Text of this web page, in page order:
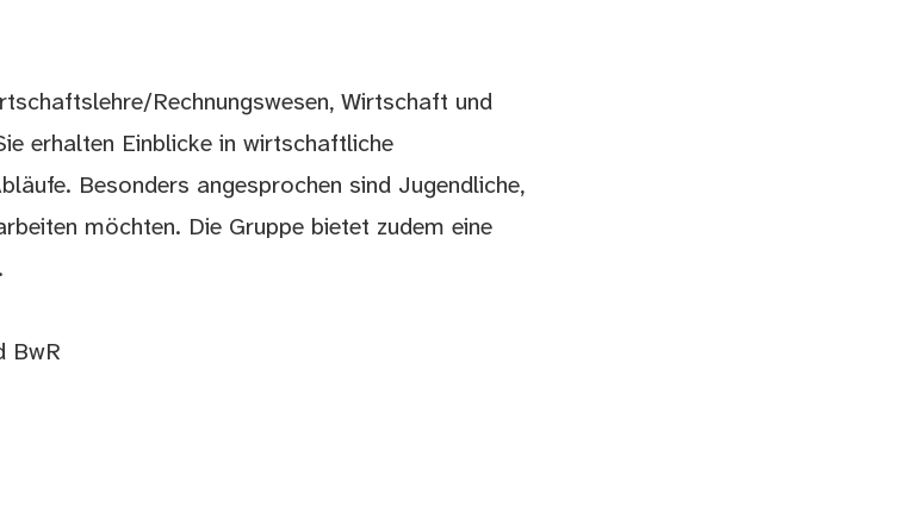
Rechnungswesen, Wirtschaft und
erhalten Einblicke in wirtschaftliche
Besonders angesprochen sind Jugendliche,
möchten. Die Gruppe bietet zudem eine
BwR